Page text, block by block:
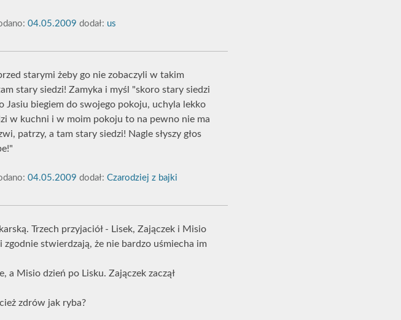
04.05.2009 dodał: us
starymi żeby go nie zobaczyli w takim
stary siedzi! Zamyka i myśl "skoro stary siedzi
biegiem do swojego pokoju, uchyla lekko
w kuchni i w moim pokoju to na pewno nie ma
patrzy, a tam stary siedzi! Nagle słyszy głos
04.05.2009 dodał: Czarodziej z bajki
Trzech przyjaciół - Lisek, Zajączek i Misio
stwierdzają, że nie bardzo uśmiecha im
a Misio dzień po Lisku. Zajączek zaczął
zdrów jak ryba?